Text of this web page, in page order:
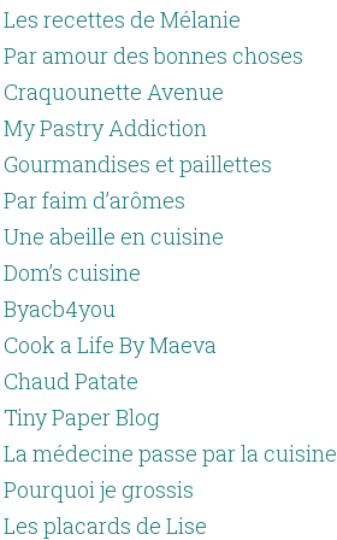
Les recettes de Mélanie
Par amour des bonnes choses
Craquounette Avenue
My Pastry Addiction
Gourmandises et paillettes
Par faim d’arômes
Une abeille en cuisine
Dom’s cuisine
Byacb4you
Cook a Life By Maeva
Chaud Patate
Tiny Paper Blog
La médecine passe par la cuisine
Pourquoi je grossis
Les placards de Lise